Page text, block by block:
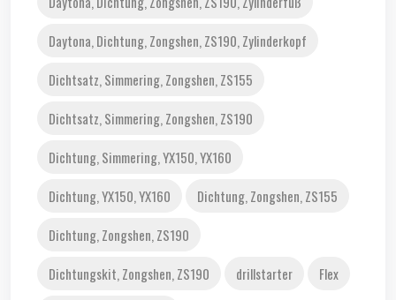
Daytona, Dichtung, Zongshen, ZS190, Zylinderkopf
Dichtsatz, Simmering, Zongshen, ZS155
Dichtsatz, Simmering, Zongshen, ZS190
Dichtung, Simmering, YX150, YX160
Dichtung, YX150, YX160
Dichtung, Zongshen, ZS155
Dichtung, Zongshen, ZS190
Dichtungskit, Zongshen, ZS190
drillstarter
Flex